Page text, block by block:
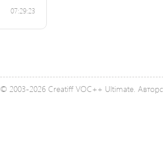
07:29:23
© 2003-2026 Creatiff VOC++ Ultimate.